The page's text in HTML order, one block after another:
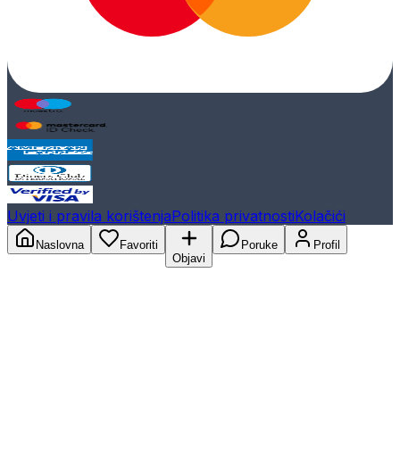
Uvjeti i pravila korištenjaPolitika privatnostiKolačići
Naslovna
Favoriti
Objavi
Poruke Profil